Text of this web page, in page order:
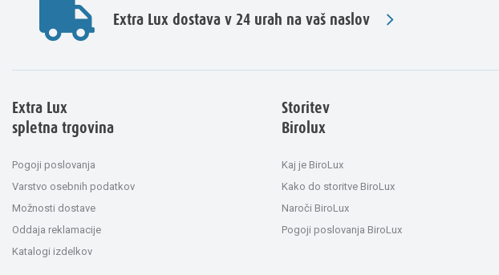
Extra Lux dostava v 24 urah na vaš naslov
Extra Lux
spletna trgovina
Pogoji poslovanja
Varstvo osebnih podatkov
Možnosti dostave
Oddaja reklamacije
Katalogi izdelkov
Storitev
Birolux
Kaj je BiroLux
Kako do storitve BiroLux
Naroči BiroLux
Pogoji poslovanja BiroLux